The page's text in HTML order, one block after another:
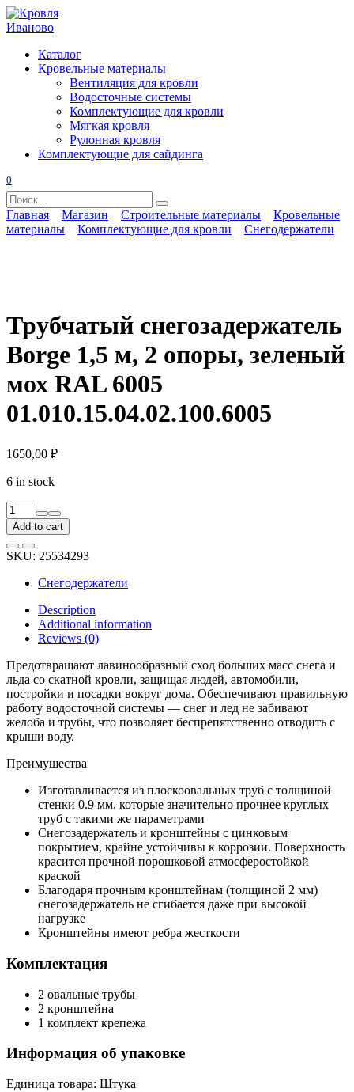
Перейти
к
Каталог
Кровельные материалы
Вентиляция для кровли
Водосточные системы
Комплектующие для кровли
Мягкая кровля
Рулонная кровля
Комплектующие для сайдинга
0
Search
for:
Главная Магазин Строительные материалы
Кровельные
материалы
Комплектующие для кровли Снегодержатели
Трубчатый снегозадержатель
Borge 1,5 м, 2 опоры, зеленый
мох RAL 6005
01.010.15.04.02.100.6005
1650,00 ₽
6 in stock
Трубчатый
снегозадержатель
Borge
1,5
м,
опоры,
зеленый
мох
RAL
01.010.15.04.02.100.6005
quantity
Add to cart
SKU: 25534293
Снегодержатели
Description
Additional information
Reviews (0)
Предотвращают лавинообразный сход больших масс снега и
льда со скатной кровли, защищая людей, автомобили,
постройки и посадки вокруг дома. Обеспечивают правильную
работу водосточной системы — снег и лед не забивают
желоба и трубы, что позволяет беспрепятственно отводить с
крыши воду.
Преимущества
Изготавливается из плоскоовальных труб с толщиной
стенки 0.9 мм, которые значительно прочнее круглых
труб с такими же параметрами
Снегозадержатель и кронштейны с цинковым
покрытием, крайне устойчивы к коррозии. Поверхность
красится прочной порошковой атмосферостойкой
краской
Благодаря прочным кронштейнам (толщиной 2 мм)
снегозадержатель не сгибается даже при высокой
нагрузке
Кронштейны имеют ребра жесткости
Комплектация
2 овальные трубы
2 кронштейна
1 комплект крепежа
Информация об упаковке
Единица товара: Штука